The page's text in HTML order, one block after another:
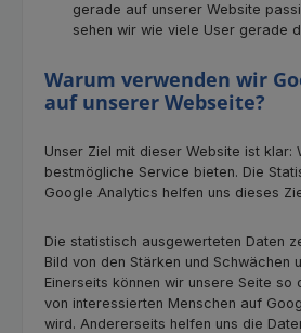
gerade auf unserer Website
sehen wir wie viele User gerade
Warum verwenden wir
auf unserer Webseite?
Unser Ziel mit dieser Website ist klar:
bestmögliche Service bieten. Die
Google Analytics helfen uns dieses
Die statistisch ausgewerteten Daten
Bild von den Stärken und Schwächen
Einerseits können wir unsere Seite so
von interessierten Menschen auf
wird. Andererseits helfen uns die